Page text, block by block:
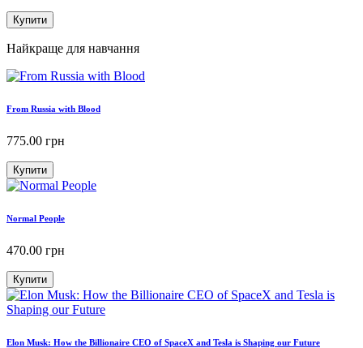
Купити
Найкраще для навчання
From Russia with Blood
775.00 грн
Купити
Normal People
470.00 грн
Купити
Elon Musk: How the Billionaire CEO of SpaceX and Tesla is Shaping our Future